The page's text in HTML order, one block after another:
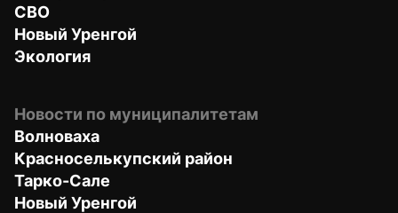
СВО
Новый Уренгой
Экология
Новости по муниципалитетам
Волноваха
Красноселькупский район
Тарко-Сале
Новый Уренгой